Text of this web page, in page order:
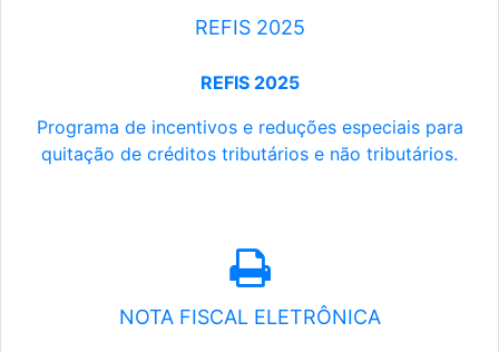
REFIS 2025
REFIS 2025
Programa de incentivos e reduções especiais para
quitação de créditos tributários e não tributários.
NOTA FISCAL ELETRÔNICA